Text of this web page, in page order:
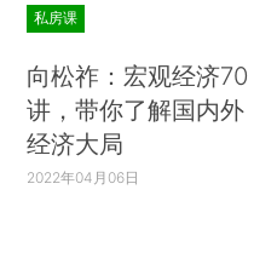
私房课
向松祚：宏观经济70
讲，带你了解国内外
经济大局
2022年04月06日